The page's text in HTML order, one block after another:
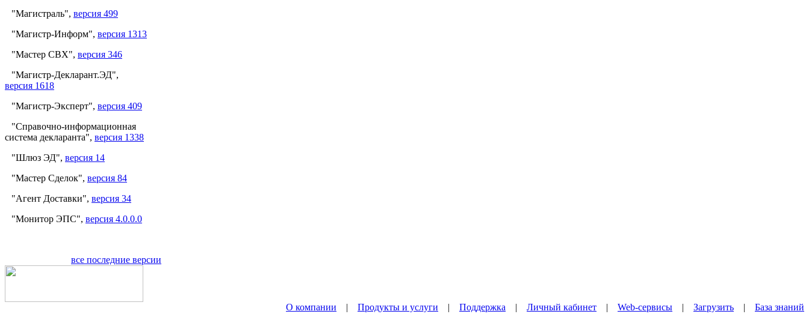
"Магистраль", версия 499
"Магистр-Информ", версия 1313
"Мастер СВХ", версия 346
"Магистр-Декларант.ЭД",
версия 1618
"Магистр-Эксперт", версия 409
"Справочно-информационная
система декларанта", версия 1338
"Шлюз ЭД", версия 14
"Мастер Сделок", версия 84
"Агент Доставки", версия 34
"Монитор ЭПС", версия 4.0.0.0
все последние версии
О компании | Продукты и услуги | Поддержка | Личный кабинет | Web-сервисы | Загрузить | База знаний